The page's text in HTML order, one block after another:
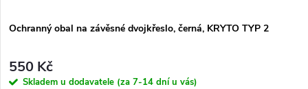
Ochranný obal na závěsné dvojkřeslo, černá, KRYTO TYP 2
550 Kč
Skladem u dodavatele (za 7-14 dní u vás)